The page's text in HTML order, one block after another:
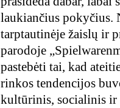
laukiančius pokyčius.
tarptautinėje žaislų ir
parodoje
pastebėti tai, kad
rinkos tendencijos
kultūrinis, socialinis ir